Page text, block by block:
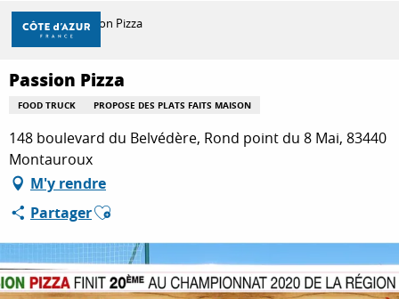
Aller
contenu
principal
DÉCOUVRIR
À FAIRE
SÉJOURNER
Accueil Passion Pizza
Passion Pizza
FOOD TRUCK PROPOSE DES PLATS FAITS MAISON
148 boulevard du Belvédère, Rond point du 8 Mai, 83440
Montauroux
M'y rendre
PartagerAjouter aux favoris